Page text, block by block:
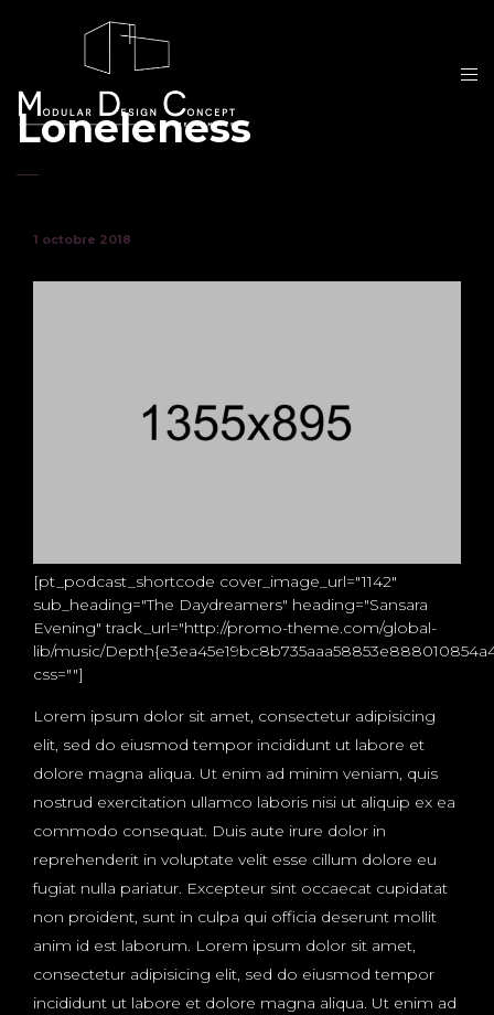
Loneleness
1 octobre 2018
[pt_podcast_shortcode cover_image_url="1142"
sub_heading="The Daydreamers" heading="Sansara
Evening" track_url="http://promo-theme.com/global-
lib/music/
css=""]
Lorem ipsum dolor sit amet, consectetur adipisicing
elit, sed do eiusmod tempor incididunt ut labore et
dolore magna aliqua. Ut enim ad minim veniam, quis
nostrud exercitation ullamco laboris nisi ut aliquip ex ea
commodo consequat. Duis aute irure dolor in
reprehenderit in voluptate velit esse cillum dolore eu
fugiat nulla pariatur. Excepteur sint occaecat cupidatat
non proident, sunt in culpa qui officia deserunt mollit
anim id est laborum. Lorem ipsum dolor sit amet,
consectetur adipisicing elit, sed do eiusmod tempor
incididunt ut labore et dolore magna aliqua. Ut enim ad